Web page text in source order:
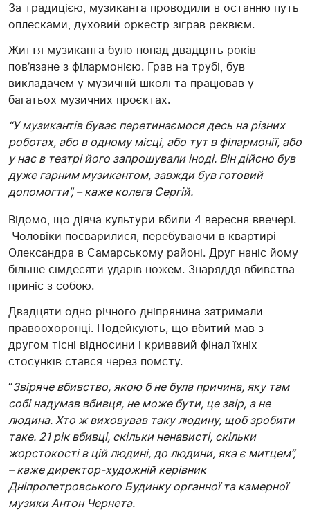
За традицією, музиканта проводили в останню путь
оплесками, духовий оркестр зіграв реквієм.
Життя музиканта було понад двадцять років
пов’язане з філармонією. Грав на трубі, був
викладачем у музичній школі та працював у
багатьох музичних проєктах.
“У музикантів буває перетинаємося десь на різних
роботах, або в одному місці, або тут в філармонії, або
у нас в театрі його запрошували іноді. Він дійсно був
дуже гарним музикантом, завжди був готовий
допомогти”, – каже колега Сергій.
Відомо, що діяча культури вбили 4 вересня ввечері.
Чоловіки посварилися, перебуваючи в квартирі
Олександра в Самарському районі. Друг наніс йому
більше сімдесяти ударів ножем. Знаряддя вбивства
приніс з собою.
Двадцяти одно річного дніпрянина затримали
правоохоронці. Подейкують, що вбитий мав з
другом тісні відносини і кривавий фінал їхніх
стосунків стався через помсту.
“Звіряче вбивство, якою б не була причина, яку там
собі надумав вбивця, не може бути, це звір, а не
людина. Хто ж виховував таку людину, щоб зробити
таке. 21 рік вбивці, скільки ненависті, скільки
жорстокості в цій людині, до людини, яка є митцем”,
– каже директор-художній керівник
Дніпропетровського Будинку органної та камерної
музики Антон Чернета.